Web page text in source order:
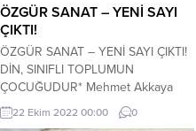
ÖZGÜR SANAT – YENİ SAYI
ÇIKTI!
ÖZGÜR SANAT – YENİ SAYI ÇIKTI!
DİN, SINIFLI TOPLUMUN
ÇOCUĞUDUR* Mehmet Akkaya
Din de hukuk, ahlak ve felsefe
türünden bir zihinsel etkinliktir.
22 Ekim 2022 00:00 0